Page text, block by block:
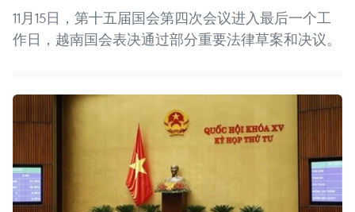
11月15日，第十五届国会第四次会议进入最后一个工
作日，越南国会表决通过部分重要法律草案和决议。